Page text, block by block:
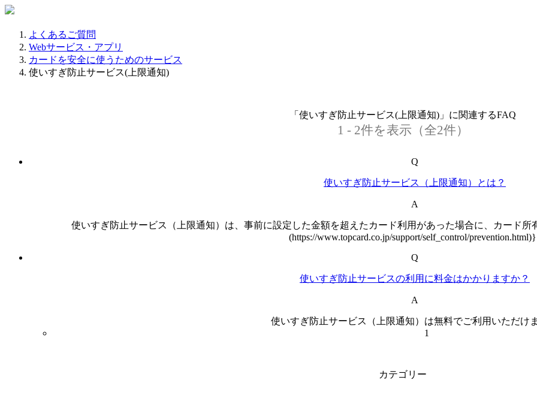
よくあるご質問
Webサービス・アプリ
カードを安全に使うためのサービス
使いすぎ防止サービス(上限通知)
「使いすぎ防止サービス(上限通知)」に関連するFAQ
1 - 2件を表示（全2件）
Q
使いすぎ防止サービス（上限通知）とは？
A
使いすぎ防止サービス（上限通知）は、事前に設定した金額を超えたカード利用があった場合に、カード
(https://www.topcard.co.jp/support/self_control/
Q
使いすぎ防止サービスの利用に料金はかかりますか？
A
使いすぎ防止サービス（上限通知）は無料でご利用いただけ
1
カテゴリー